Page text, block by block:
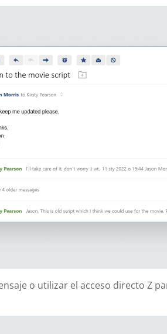
o utilizar el acceso directo Z